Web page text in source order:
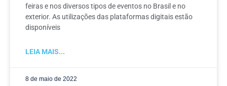
feiras e nos diversos tipos de eventos no Brasil e no
exterior. As utilizações das plataformas digitais estão
disponíveis
LEIA MAIS...
8 de maio de 2022